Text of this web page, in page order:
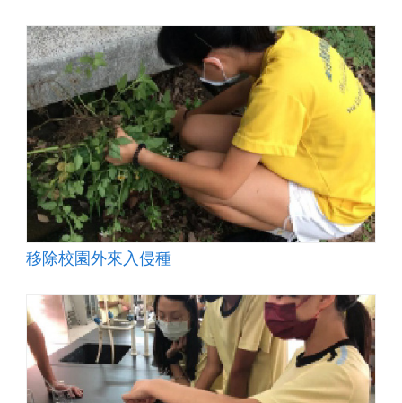
移除校園外來入侵種